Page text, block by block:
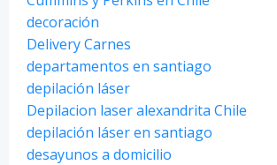
decoración
Delivery Carnes
departamentos en santiago
depilación láser
Depilacion laser alexandrita Chile
depilación láser en santiago
desayunos a domicilio